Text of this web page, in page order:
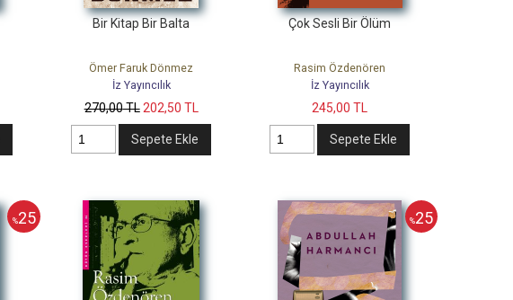
Bir Kitap Bir Balta
Ömer Faruk Dönmez
İz Yayıncılık
270,00TL 202,50 TL
Sepete Ekle
Çok Sesli Bir Ölüm
Rasim Özdenören
İz Yayıncılık
245,00 TL
Sepete Ekle
%25 %25